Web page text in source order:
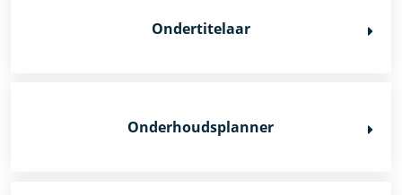
Ondertitelaar
Onderhoudsplanner